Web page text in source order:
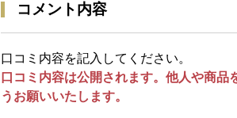
コメント内容
口コミ内容を記入してください。
口コミ内容は公開されます。他人や商
うお願いいたします。